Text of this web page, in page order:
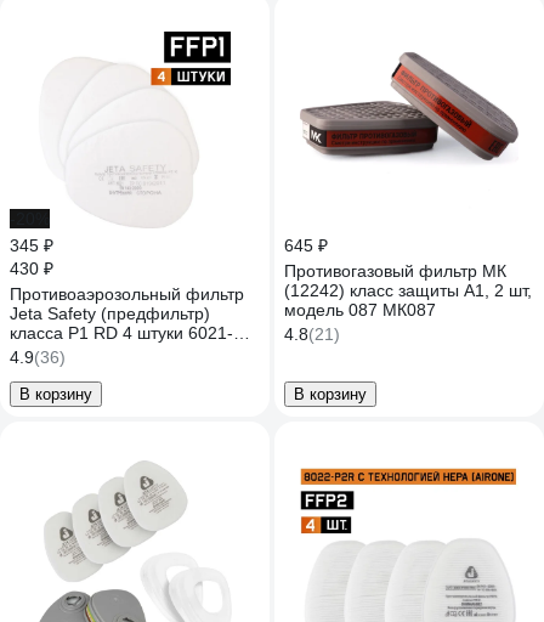
345 ₽
430 ₽
Противоаэрозольный фильтр
Jeta Safety (предфильтр)
класса P1 RD 4 штуки 6021-
P1RD
4.9(36)
В корзину
645 ₽
Противогазовый фильтр МК
(12242) класс защиты А1, 2 шт,
модель 087 МК087
4.8(21)
В корзину